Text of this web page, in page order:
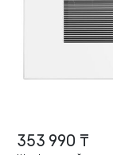
353 990 ₸